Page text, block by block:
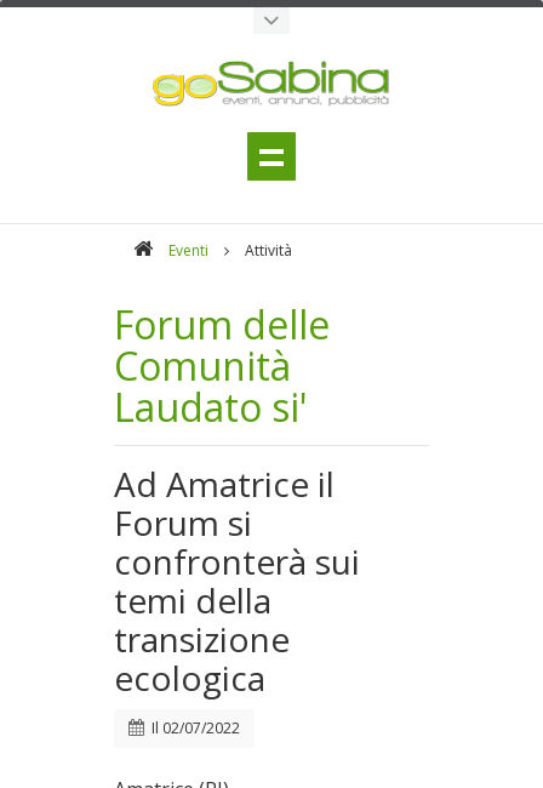
Eventi Attività
Forum delle
Comunità
Laudato si'
Ad Amatrice il
Forum si
confronterà sui
temi della
transizione
ecologica
Il 02/07/2022